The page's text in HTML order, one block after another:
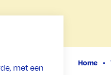
met een
Home